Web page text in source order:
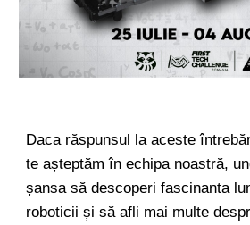
Daca răspunsul la aceste
te așteptăm în echipa noastră,
șansa să descoperi fascinanta
roboticii și să afli mai multe